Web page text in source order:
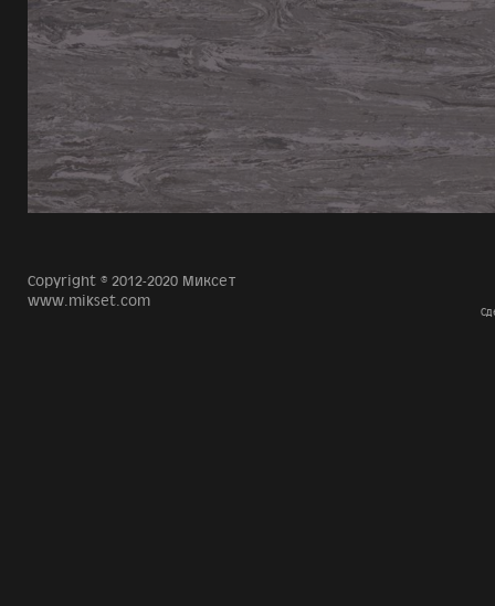
Copyright © 2012-2020 Миксет
www.mikset.com